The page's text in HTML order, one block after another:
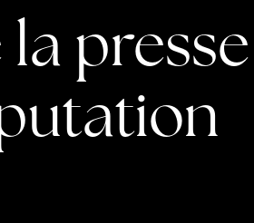
presse